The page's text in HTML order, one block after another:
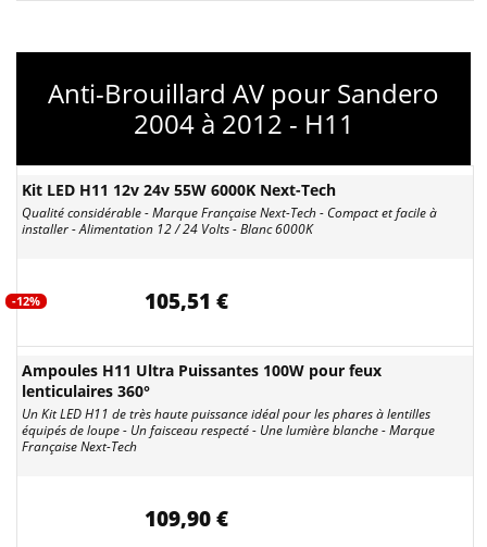
Anti-Brouillard AV pour Sandero
2004 à 2012 - H11
Kit LED H11 12v 24v 55W 6000K Next-Tech
Qualité considérable - Marque Française Next-Tech - Compact et facile à
installer - Alimentation 12 / 24 Volts - Blanc 6000K
-12% 105,51 €
Ampoules H11 Ultra Puissantes 100W pour feux
lenticulaires 360°
Un Kit LED H11 de très haute puissance idéal pour les phares à lentilles
équipés de loupe - Un faisceau respecté - Une lumière blanche - Marque
Française Next-Tech
109,90 €